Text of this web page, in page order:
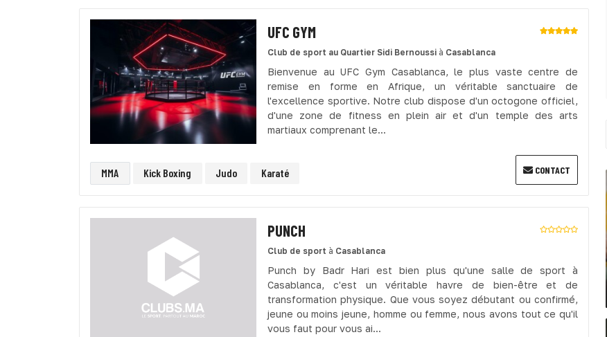
UFC GYM
Club de sport au Quartier Sidi Bernoussi à Casablanca
Bienvenue au UFC Gym Casablanca, le plus vaste centre de
remise en forme en Afrique, un véritable sanctuaire de
l'excellence sportive. Notre club dispose d'un octogone officiel,
d'une zone de fitness en plein air et d'un temple des arts
martiaux comprenant le...
MMA Kick Boxing Judo Karaté CONTACT
PUNCH
Club de sport à Casablanca
Punch by Badr Hari est bien plus qu'une salle de sport à
Casablanca, c'est un véritable havre de bien-être et de
transformation physique. Que vous soyez débutant ou confirmé,
jeune ou moins jeune, homme ou femme, nous avons tout ce qu'il
vous faut pour vous ai...